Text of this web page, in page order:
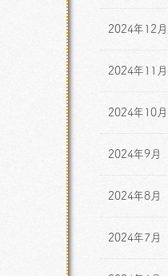
2024年12月
2024年11月
2024年10月
2024年9月
2024年8月
2024年7月